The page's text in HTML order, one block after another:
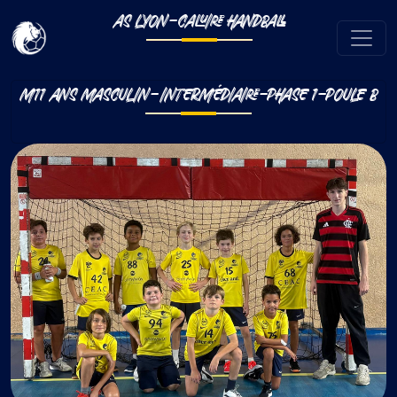
AS LYON-CALUIRE HANDBALL
M11 ANS MASCULIN-INTERMÉDIAIRE-PHASE 1-POULE B